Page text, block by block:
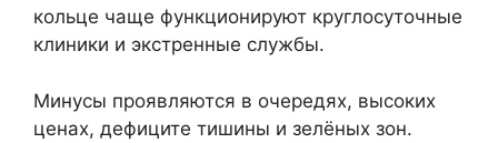
кольце чаще функционируют круглосуточные
клиники и экстренные службы.
Минусы проявляются в очередях, высоких
ценах, дефиците тишины и зелёных зон.